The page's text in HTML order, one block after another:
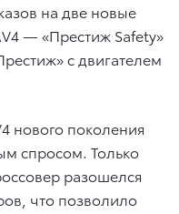
на две новые
— «Престиж Safety»
с двигателем
нового поколения
спросом. Только
разошелся
что позволило